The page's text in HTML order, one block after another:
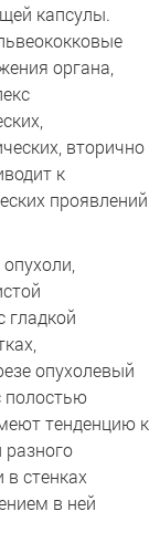
капсулы.
органа,
вторично
к
проявлений
гладкой
опухолевый
полостью
тенденцию к
стенках
в ней